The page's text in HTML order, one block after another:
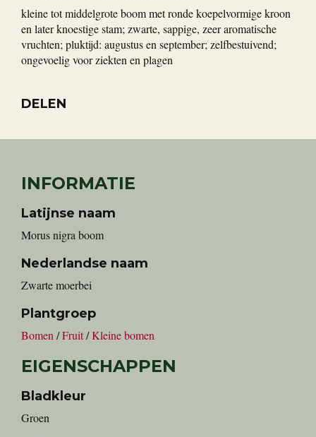
kleine tot middelgrote boom met ronde koepelvormige kroon
en later knoestige stam; zwarte, sappige, zeer aromatische
vruchten; pluktijd: augustus en september; zelfbestuivend;
ongevoelig voor ziekten en plagen
DELEN
INFORMATIE
Latijnse naam
Morus nigra boom
Nederlandse naam
zwarte moerbei
Plantgroep
Bomen /Fruit/Kleine bomen
EIGENSCHAPPEN
Bladkleur
Groen